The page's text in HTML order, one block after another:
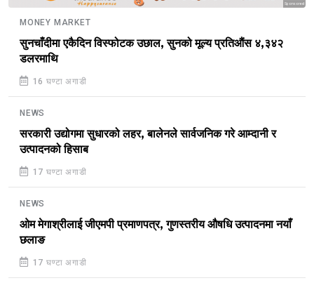
Sponsored
MONEY MARKET
सुनचाँदीमा एकैदिन विस्फोटक उछाल, सुनको मूल्य प्रतिऔंस ४,३४२
डलरमाथि
16 घण्टा अगाडी
NEWS
सरकारी उद्योगमा सुधारको लहर, बालेनले सार्वजनिक गरे आम्दानी र
उत्पादनको हिसाब
17 घण्टा अगाडी
NEWS
ओम मेगाश्रीलाई जीएमपी प्रमाणपत्र, गुणस्तरीय औषधि उत्पादनमा नयाँ
छलाङ
17 घण्टा अगाडी